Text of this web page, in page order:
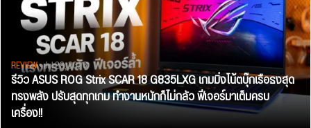
REVIEW• Jul 28, 2026
รีวิว ASUS ROG Strix SCAR 18 G835LXG เกมมิ่งโน้ตบุ๊กเรือธงสุด
ทรงพลัง ปรับสุดทุกเกม ทำงานหนักก็ไม่กลัว ฟีเจอร์มาเต็มครบ
เครื่อง!!